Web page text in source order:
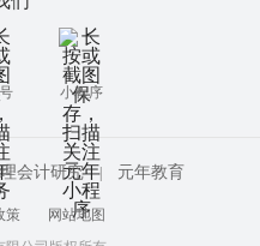
小程序
会计研究 | 元年教育
策
网站地图